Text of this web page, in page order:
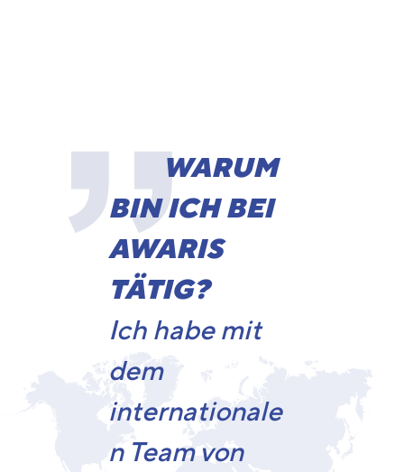
WARUM
BIN ICH BEI
AWARIS
TÄTIG?
Ich habe mit
dem
internationale
n Team von